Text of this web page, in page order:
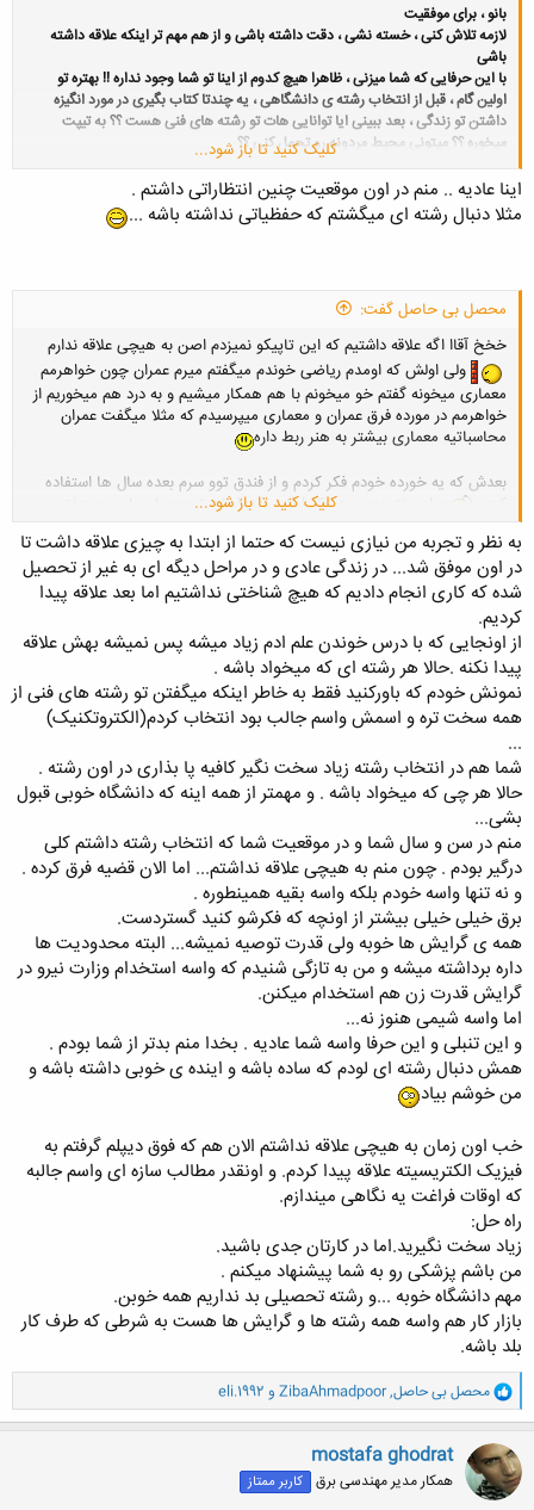
بانو ، برای موفقیت
لازمه تلاش کنی ، خسته نشی ، دقت داشته باشی و از هم مهم تر اینکه علاقه داشته
باشی
با این حرفایی که شما میزنی ، ظاهرا هیچ کدوم از اینا تو شما وجود نداره !! بهتره تو
اولین گام ، قبل از انتخاب رشته ی دانشگاهی ، یه چندتا کتاب بگیری در مورد انگیزه
داشتن تو زندگی ، بعد ببینی ایا توانایی هات تو رشته های فنی هست ؟؟ به تیپت
میخوره ؟؟ میتونی محیط مردونه رو تحمل کنی ؟؟
یا نه ، ترجیح میدی تو محیط اروم ، زنانه و لطیف حضور داشته باشی .
هر رشته ی دانشگاهی که بخونی ، باید تلاش داشته باشی تا به موفقیت برسی ، اما اگه
صرف فقط میخوای یه مدرک بگیری و بعد 4 سال ، بزنی به دیوار و خانه داری کنی ، این
یه چیز دیگست .
مدرک بگیری ،نمیخوای موفقبشی !!
اینا فقط حرفای دوستانس ، امیدوارم نرنجی .
سپاس
کلیک کنید تا باز شود...
اینا عادیه .. منم در اون موقعیت چنین انتظاراتی داشتم .
مثلا دنبال رشته ای میگشتم که حفظیاتی نداشته باشه ...
محصل بی حاصل گفت:
خخخ آقاا اگه علاقه داشتیم که این تاپیکو نمیزدم اصن به هیچی علاقه ندارم
ولی اولش که اومدم ریاضی خوندم میگفتم میرم عمران چون خواهرمم
معماری میخونه گفتم خو میخونم با هم همکار میشیم و به درد هم میخوریم از
خواهرمم در مورده فرق عمران و معماری میپرسیدم که مثلا میگفت عمران
محاسباتیه معماری بیشتر به هنر ربط داره
بعدش که یه خورده خودم فکر کردم و از فندق توو سرم بعده سال ها استفاده
به این نتیجه رسیدم که اولا درصد قبولی توو عمران واس یه دختر
خعلی کم و سخته بعدشم اینکه من مصیبتای خواهرمو سره نقشه کشیدن و این
جور چیزا میدیدم و میدونم که عمرانم نقشه کشی داره و من اصن حوصله و
دقت این کار رو ندارم
خواهرمم بهم میگه برو برق یا مهندسی پزشکی...
ببخشید اونوقت به نظر شما کودوم شاخه ی برق بهتره؟؟قدرت؟کنترل؟
الکترونیک؟مخابرات؟
ممنون از راهنماییاتون
کلیک کنید تا باز شود...
به نظر و تجربه من نیازی نیست که حتما از ابتدا به چیزی علاقه داشت تا
در اون موفق شد... در زندگی عادی و در مراحل دیگه ای به غیر از تحصیل
شده که کاری انجام دادیم که هیچ شناختی نداشتیم اما بعد علاقه پیدا
کردیم.
از اونجایی که با درس خوندن علم ادم زیاد میشه پس نمیشه بهش علاقه
پیدا نکنه .حالا هر رشته ای که میخواد باشه .
نمونش خودم که باورکنید فقط به خاطر اینکه میگفتن تو رشته های فنی از
همه سخت تره و اسمش واسم جالب بود انتخاب کردم(الکتروتکنیک)
...
شما هم در انتخاب رشته زیاد سخت نگیر کافیه پا بذاری در اون رشته .
حالا هر چی که میخواد باشه . و مهمتر از همه اینه که دانشگاه خوبی قبول
بشی...
منم در سن و سال شما و در موقعیت شما که انتخاب رشته داشتم کلی
درگیر بودم . چون منم به هیچی علاقه نداشتم... اما الان قضیه فرق کرده .
و نه تنها واسه خودم بلکه واسه بقیه همینطوره .
برق خیلی خیلی بیشتر از اونچه که فکرشو کنید گستردست.
همه ی گرایش ها خوبه ولی قدرت توصیه نمیشه... البته محدودیت ها
داره برداشته میشه و من به تازگی شنیدم که واسه استخدام وزارت نیرو در
گرایش قدرت زن هم استخدام میکنن.
اما واسه شیمی هنوز نه...
و این تنبلی و این حرفا واسه شما عادیه . بخدا منم بدتر از شما بودم .
همش دنبال رشته ای لودم که ساده باشه و اینده ی خوبی داشته باشه و
من خوشم بیاد
خب اون زمان به هیچی علاقه نداشتم الان هم که فوق دیپلم گرفتم به
فیزیک الکتریسیته علاقه پیدا کردم. و اونقدر مطالب سازه ای واسم جالبه
که اوقات فراغت یه نگاهی میندازم.
راه حل:
زیاد سخت نگیرید.اما در کارتان جدی باشید.
من باشم پزشکی رو به شما پیشنهاد میکنم .
مهم دانشگاه خوبه ...و رشته تحصیلی بد نداریم همه خوبن.
بازار کار هم واسه همه رشته ها و گرایش ها هست به شرطی که طرف کار
بلد باشه.
و
ا
ک
ن
ش
ه
ا
محصل بی حاصل,
ZibaAhmadpoor و eli.1992
mostafa ghodrat
همکار مدیر مهندسی برق کاربر ممتاز